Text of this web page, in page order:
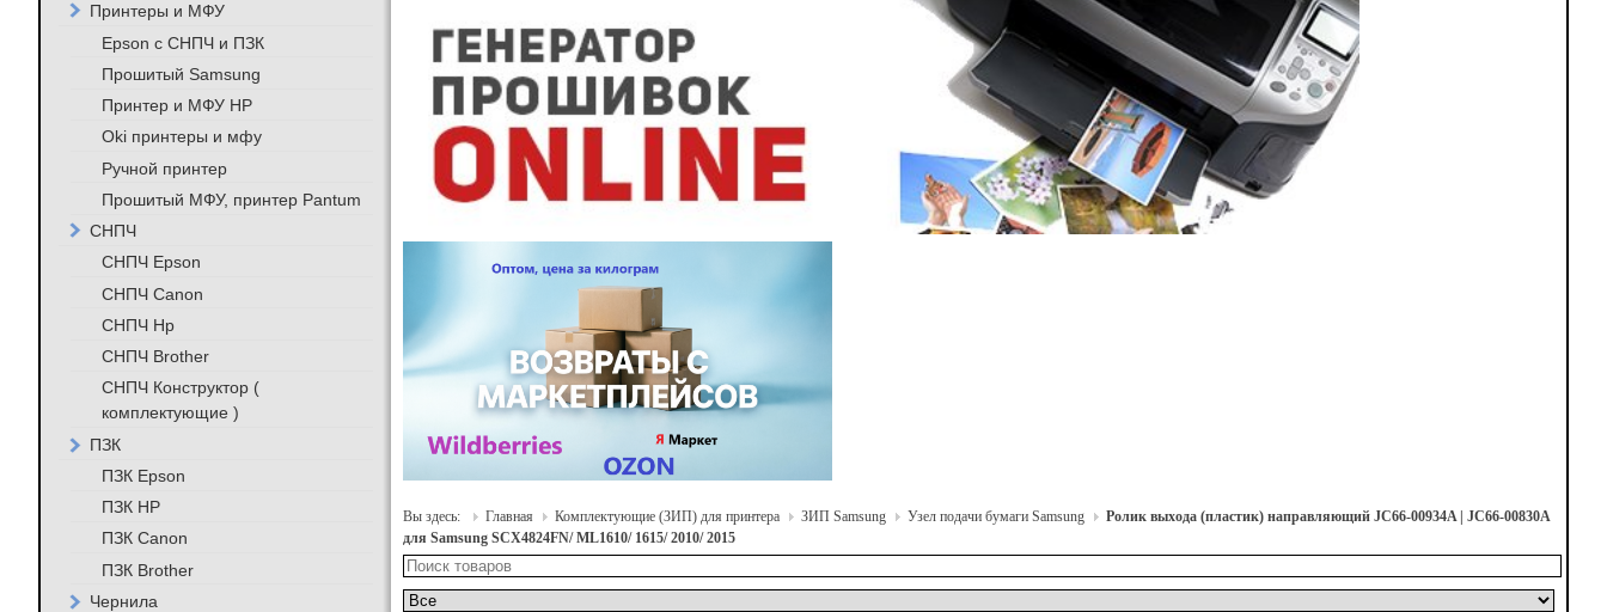
Вы здесь: Главная Комплектующие (ЗИП) для принтера ЗИП Samsung Узел подачи бумаги Samsung
Ролик выхода (пластик) направляющий JC66-00934A | JC66-00830A
для Samsung SCX4824FN/ ML1610/ 1615/ 2010/ 2015
Принтеры и МФУ
Epson с СНПЧ и ПЗК
Прошитый Samsung
Принтер и МФУ HP
Oki принтеры и мфу
Ручной принтер
Прошитый МФУ, принтер Pantum
СНПЧ
СНПЧ Epson
СНПЧ Canon
СНПЧ Hp
СНПЧ Brother
СНПЧ Конструктор (
комплектующие )
ПЗК
ПЗК Epson
ПЗК HP
ПЗК Canon
ПЗК Brother
Чернила